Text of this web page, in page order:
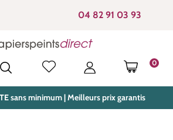
04 82 91 03 93
0
LE
sans minimum | Meilleurs prix garantis